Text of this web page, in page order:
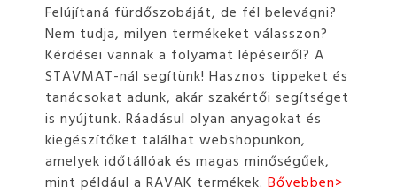
Felújítaná fürdőszobáját, de fél belevágni?
Nem tudja, milyen termékeket válasszon?
Kérdései vannak a folyamat lépéseiről? A
STAVMAT-nál segítünk! Hasznos tippeket és
tanácsokat adunk, akár szakértői segítséget
is nyújtunk. Ráadásul olyan anyagokat és
kiegészítőket találhat webshopunkon,
amelyek időtállóak és magas minőségűek,
mint például a RAVAK termékek. Bővebben>